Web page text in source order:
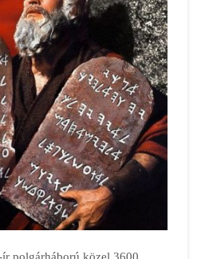
polgárháború közel 3600